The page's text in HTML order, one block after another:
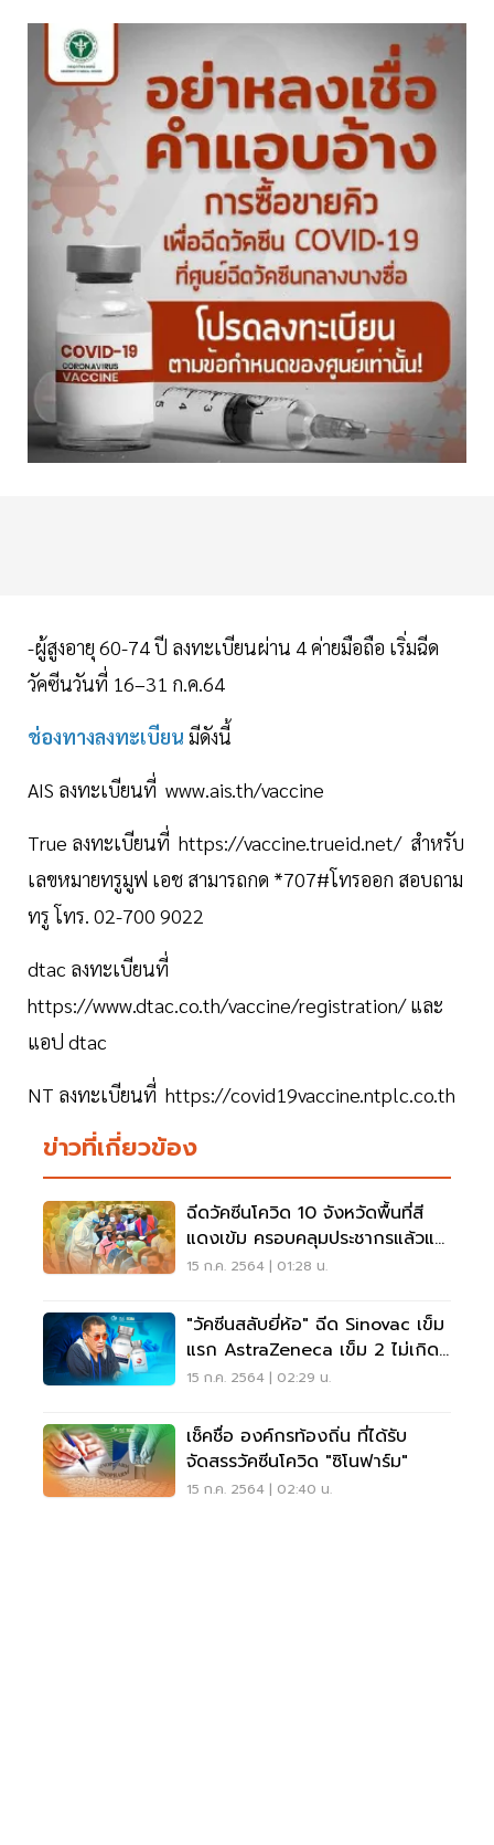
-ผู้สูงอายุ 60-74 ปี ลงทะเบียนผ่าน 4 ค่ายมือถือ เริ่มฉีด
วัคซีนวันที่ 16–31 ก.ค.64
ช่องทางลงทะเบียน มีดังนี้
AIS ลงทะเบียนที่ www.ais.th/vaccine
True ลงทะเบียนที่ https://vaccine.trueid.net/ สำหรับ
เลขหมายทรูมูฟ เอช สามารถกด *707#โทรออก สอบถาม
ทรู โทร. 02-700 9022
dtac ลงทะเบียนที่
https://www.dtac.co.th/vaccine/registration/ และ
แอป dtac
NT ลงทะเบียนที่ https://covid19vaccine.ntplc.co.th
ข่าวที่เกี่ยวข้อง
ฉีดวัคซีนโควิด 10 จังหวัดพื้นที่สี
แดงเข้ม ครอบคลุมประชากรแล้วแค่
ไหน
15 ก.ค. 2564 | 01:28 น.
"วัคซีนสลับยี่ห้อ" ฉีด Sinovac เข็ม
แรก AstraZeneca เข็ม 2 ไม่เกิด
ประโยชน์
15 ก.ค. 2564 | 02:29 น.
เช็คชื่อ องค์กรท้องถิ่น ที่ได้รับ
จัดสรรวัคซีนโควิด "ซิโนฟาร์ม"
15 ก.ค. 2564 | 02:40 น.